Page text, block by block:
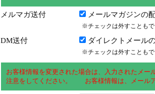
メルマガ送付 メールマガジンの
※チェックは外すことも
DM送付 ダイレクトメール
※チェックは外すことも
お客様情報を変更された場合は、入力されたメ
注意をしてください。 お客様情報は、メール